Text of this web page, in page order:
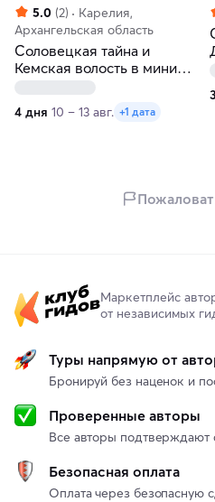
5.0 (2)
Карелия,
Архангельская область
Соловецкая тайна и
Кемская волость в мини-
4 дня 10 – 13 авг. +1 дата
Маркетплейс
от независимых
Туры напрямую от
Бронируй без наценок и
Проверенные авторы
Все авторы подтверждают
Безопасная оплата
Оплата через безопасную